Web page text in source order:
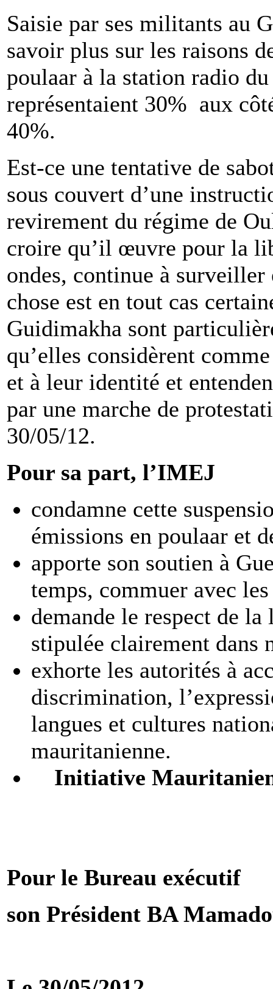
Saisie par ses militants au
savoir plus sur les raisons
poulaar à la station radio
représentaient 30% aux
40%.
Est-ce une tentative de
sous couvert d’une
revirement du régime de
croire qu’il œuvre pour la
ondes, continue à
chose est en tout cas
Guidimakha sont
qu’elles considèrent
et à leur identité et
par une marche de
30/05/12.
Pour sa part, l’IMEJ
condamne cette
émissions en poulaar et
apporte son soutien à
temps, commuer avec
demande le respect de
stipulée clairement dans
exhorte les autorités à
discrimination,
langues et cultures
mauritanienne.
Initiative
Pour le Bureau exécutif
son Président BA